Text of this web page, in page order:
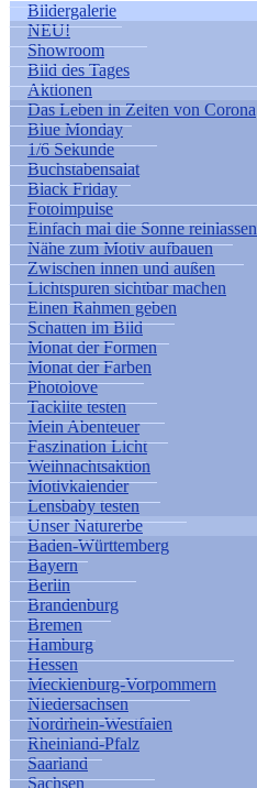
Bildergalerie
NEU!
Showroom
Bild des Tages
Aktionen
Das Leben in Zeiten von Corona
Blue Monday
1/6 Sekunde
Buchstabensalat
Black Friday
Fotoimpulse
Einfach mal die Sonne reinlassen
Nähe zum Motiv aufbauen
Zwischen innen und außen
Lichtspuren sichtbar machen
Einen Rahmen geben
Schatten im Bild
Monat der Formen
Monat der Farben
Photolove
Tacklite testen
Mein Abenteuer
Faszination Licht
Weihnachtsaktion
Motivkalender
Lensbaby testen
Unser Naturerbe
Baden-Württemberg
Bayern
Berlin
Brandenburg
Bremen
Hamburg
Hessen
Mecklenburg-Vorpommern
Niedersachsen
Nordrhein-Westfalen
Rheinland-Pfalz
Saarland
Sachsen